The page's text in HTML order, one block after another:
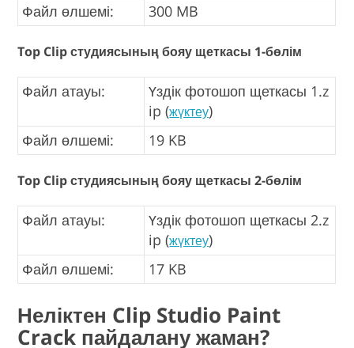
Файл өлшемі:
300 MB
Top Clip студиясының бояу щеткасы 1-бөлім
Файл атауы:
Үздік фотошоп щеткасы 1.z
ip (жүктеу)
Файл өлшемі:
19 KB
Top Clip студиясының бояу щеткасы 2-бөлім
Файл атауы:
Үздік фотошоп щеткасы 2.z
ip (жүктеу)
Файл өлшемі:
17 KB
Неліктен Clip Studio Paint
Crack пайдалану жаман?